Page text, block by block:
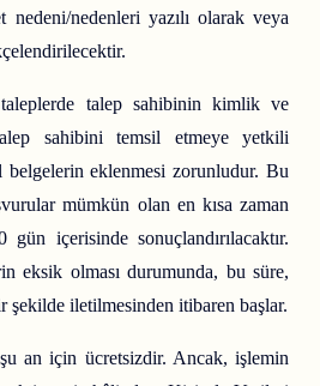
nedeni/nedenleri yazılı olarak veya
taleplerde talep sahibinin kimlik ve
sahibini temsil etmeye yetkili
belgelerin eklenmesi zorunludur. Bu
mümkün olan en kısa zaman
içerisinde sonuçlandırılacaktır.
eksik olması durumunda, bu süre,
şekilde iletilmesinden itibaren başlar.
an için ücretsizdir. Ancak, işlemin